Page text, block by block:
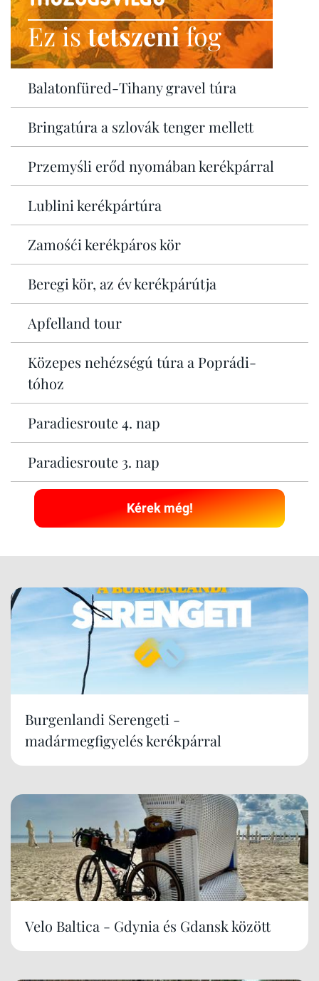
Ez istetszenifog
Balatonfüred-Tihany gravel túra
Bringatúra a szlovák tenger mellett
Przemyśli erőd nyomában kerékpárral
Lublini kerékpártúra
Zamośći kerékpáros kör
Beregi kör, az év kerékpárútja
Apfelland tour
Közepes nehézségú túra a Poprádi-
tóhoz
Paradiesroute 4. nap
Paradiesroute 3. nap
Kérek még!
Burgenlandi Serengeti -
madármegfigyelés kerékpárral
Velo Baltica - Gdynia és Gdansk között